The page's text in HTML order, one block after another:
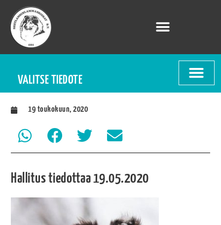
19 toukokuun, 2020
Hallitus tiedottaa 19.05.2020
VALITSE TIEDOTE